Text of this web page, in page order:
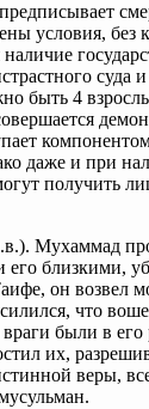
условия, без
суда
быть 4
даже и при
получить
Мухаммад
его близкими,
он возвел
что
были в его
их, разрешив
веры,